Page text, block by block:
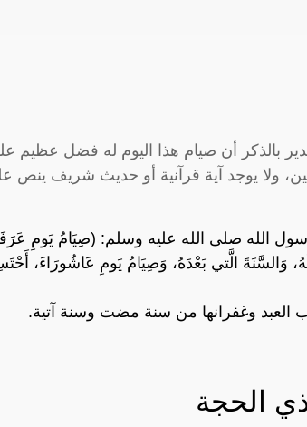
بالذكر أن صيام هذا اليوم له فضل عظيم
ولا يوجد آية قرآنية أو حديث شريف ينص
الله صلى الله عليه وسلم: (صِيَامُ يَومِ
وَالسَّنَةَ الَّتي بَعْدَهُ، وَصِيَامُ يَومِ عَاشُورَاءَ،
العبد وغفرانها من سنة مضت وسنة آتية.
الحجة